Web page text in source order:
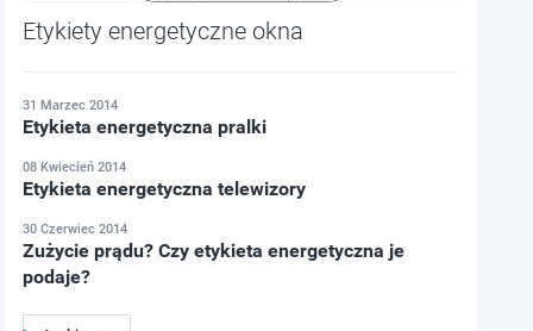
Etykiety energetyczne okna
31 Marzec 2014
Etykieta energetyczna pralki
08 Kwiecień 2014
Etykieta energetyczna telewizory
30 Czerwiec 2014
Zużycie prądu? Czy etykieta energetyczna je
podaje?